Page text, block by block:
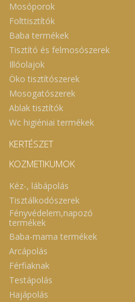
Mosóporok
Folttisztítók
Baba termékek
Tisztító és felmosószerek
Illóolajok
Öko tisztítószerek
Mosogatószerek
Ablak tisztítók
Wc higiéniai termékek
KERTÉSZET
KOZMETIKUMOK
Kéz-, lábápolás
Tisztálkodószerek
Fényvédelem,napozó
termékek
Baba-mama termékek
Arcápolás
Férfiaknak
Testápolás
Hajápolás